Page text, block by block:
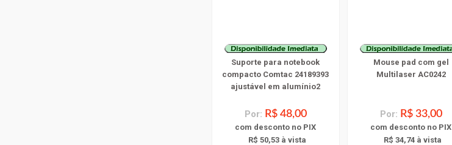
Suporte para notebook
compacto Comtac 24189393
ajustável em alumínio2
Por: R$ 48,00
com desconto no PIX
R$ 50,53 à vista
Mouse pad com gel
Multilaser AC0242
Por: R$ 33,00
com desconto no PIX
R$ 34,74 à vista